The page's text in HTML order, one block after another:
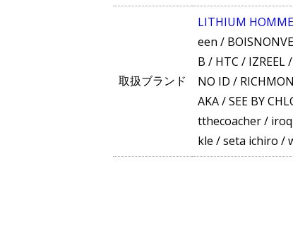
取扱ブランド
LITHIUM HOMME
een /
B / HTC / IZREEL/
NO ID /
AKA/SEE BY
tthecoacher/
kle /seta ichiro /